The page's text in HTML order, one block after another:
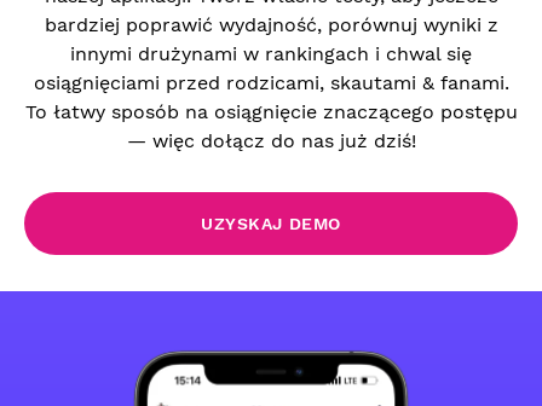
bardziej poprawić wydajność, porównuj wyniki z
innymi drużynami w rankingach i chwal się
osiągnięciami przed rodzicami, skautami & fanami.
To łatwy sposób na osiągnięcie znaczącego postępu
— więc dołącz do nas już dziś!
UZYSKAJ DEMO